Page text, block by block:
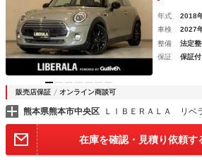
年式 2018
車検
2027
整備
法定
保証
保証
販売店保証 オンライン商談可
熊本県熊本市中央区 ＬＩＢＥＲＡＬＡ リベ
在庫を確認・見積り依頼す